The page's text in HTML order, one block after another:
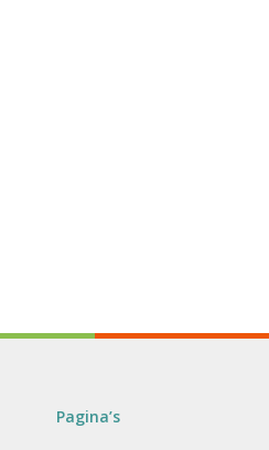
Pagina’s